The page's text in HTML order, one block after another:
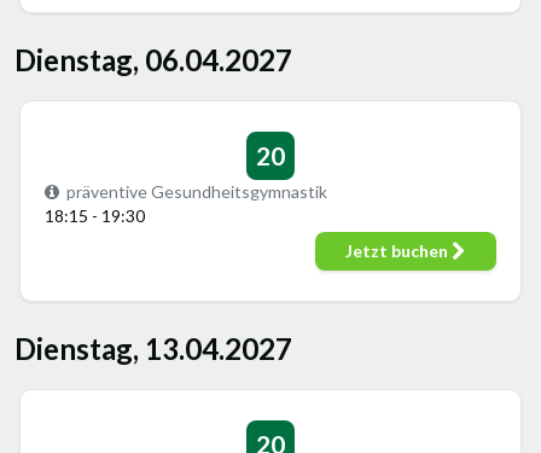
Dienstag, 06.04.2027
20
präventive Gesundheitsgymnastik
18:15 - 19:30
Jetzt buchen
Dienstag, 13.04.2027
20